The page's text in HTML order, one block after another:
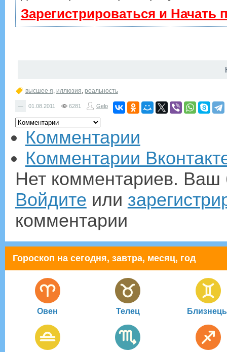
Зарегистрироваться и Начать
высшее я, иллюзия, реальность
— 01.08.2011 6281 Gelo
Комментарии
Комментарии
Нет комментариев. Ваш
Войдите или
комментарии
Гороскоп на сегодня, завтра, месяц, год
Овен Телец